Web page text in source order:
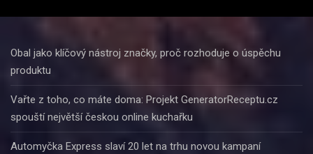
Obal jako klíčový nástroj značky, proč rozhoduje o úspěchu
produktu
Vařte z toho, co máte doma: Projekt GeneratorReceptu.cz
spouští největší českou online kuchařku
Automyčka Express slaví 20 let na trhu novou kampaní